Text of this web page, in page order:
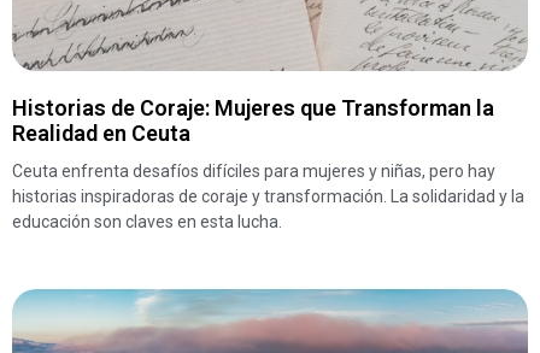
Historias de Coraje: Mujeres que Transforman la
Realidad en Ceuta
Ceuta enfrenta desafíos difíciles para mujeres y niñas, pero hay
historias inspiradoras de coraje y transformación. La solidaridad y la
educación son claves en esta lucha.